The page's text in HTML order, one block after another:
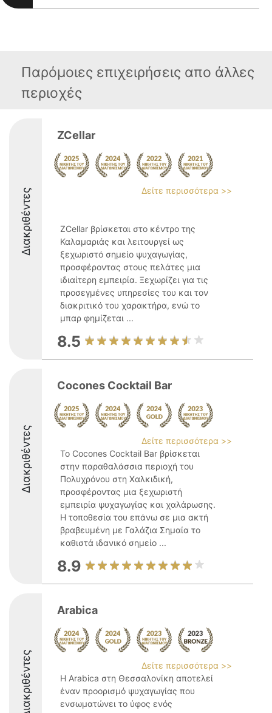
Παρόμοιες επιχειρήσεις απο άλλες
περιοχές
Διακριθέντες
ZCellar
Δείτε περισσότερα >>
ZCellar βρίσκεται στο κέντρο της
Καλαμαριάς και λειτουργεί ως
ξεχωριστό σημείο ψυχαγωγίας,
προσφέροντας στους πελάτες μια
ιδιαίτερη εμπειρία. Ξεχωρίζει για τις
προσεγμένες υπηρεσίες του και τον
διακριτικό του χαρακτήρα, ενώ το
μπαρ φημίζεται ...
8.5
Διακριθέντες
Cocones Cocktail Bar
Δείτε περισσότερα >>
Το Cocones Cocktail Bar βρίσκεται
στην παραθαλάσσια περιοχή του
Πολυχρόνου στη Χαλκιδική,
προσφέροντας μια ξεχωριστή
εμπειρία ψυχαγωγίας και χαλάρωσης.
Η τοποθεσία του επάνω σε μια ακτή
βραβευμένη με Γαλάζια Σημαία το
καθιστά ιδανικό σημείο ...
8.9
Διακριθέντες
Arabica
Δείτε περισσότερα >>
Η Arabica στη Θεσσαλονίκη αποτελεί
έναν προορισμό ψυχαγωγίας που
ενσωματώνει το ύφος ενός